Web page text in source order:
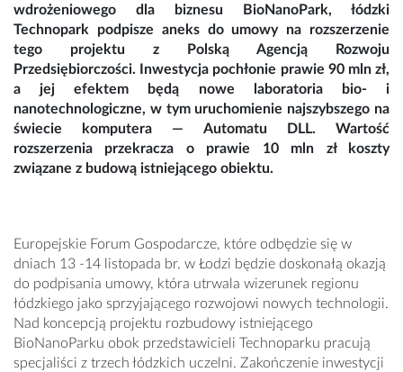
wdrożeniowego dla biznesu BioNanoPark, łódzki
Technopark podpisze aneks do umowy na rozszerzenie
tego projektu z Polską Agencją Rozwoju
Przedsiębiorczości. Inwestycja pochłonie prawie 90 mln zł,
a jej efektem będą nowe laboratoria bio- i
nanotechnologiczne, w tym uruchomienie najszybszego na
świecie komputera — Automatu DLL. Wartość
rozszerzenia przekracza o prawie 10 mln zł koszty
związane z budową istniejącego obiektu.
Europejskie Forum Gospodarcze, które odbędzie się w
dniach 13 -14 listopada br. w Łodzi będzie doskonałą okazją
do podpisania umowy, która utrwala wizerunek regionu
łódzkiego jako sprzyjającego rozwojowi nowych technologii.
Nad koncepcją projektu rozbudowy istniejącego
BioNanoParku obok przedstawicieli Technoparku pracują
specjaliści z trzech łódzkich uczelni. Zakończenie inwestycji